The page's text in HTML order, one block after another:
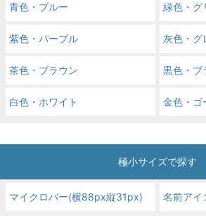
青色・ブルー 緑色・グ
紫色・パープル 灰色・グ
茶色・ブラウン 黒色・ブ
白色・ホワイト 金色・ゴ
極小サイズで探す
マイクロバー(横88px縦31px) 名前ア